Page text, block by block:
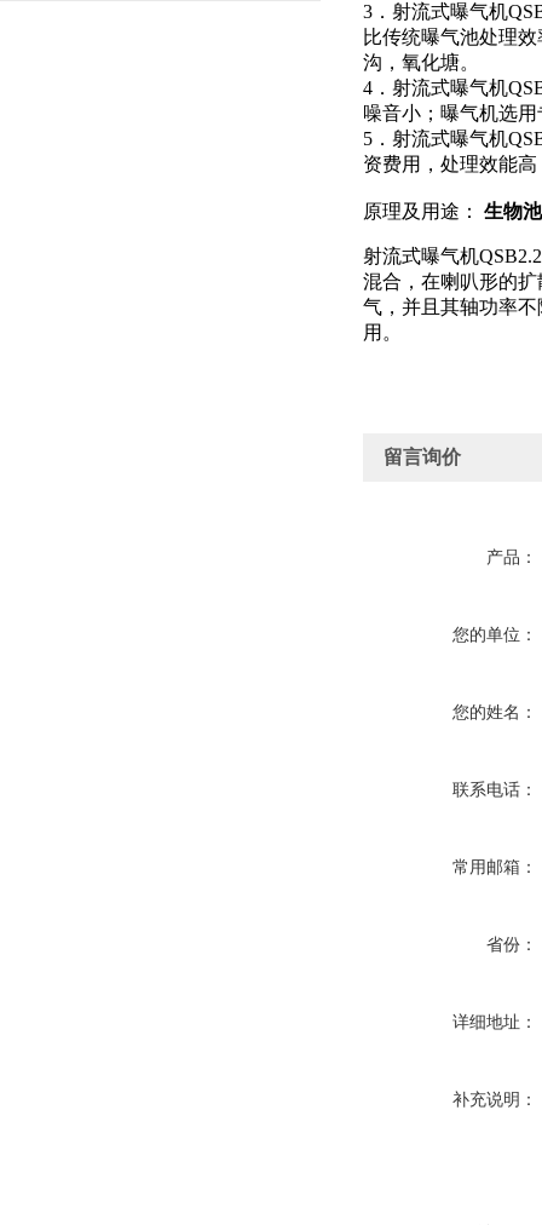
3．射流式曝气机
比传统曝气池处理
沟，氧化塘。
4．射流式曝气机
噪音小；曝气机选
5．射流式曝气机
资费用，处理效能
原理及用途： 生物池
射流式曝气机
混合，在喇叭形的
气，并且其轴功率
用。
留言询价
产品：
您的单位：
您的姓名：
联系电话：
常用邮箱：
省份：
详细地址：
补充说明：